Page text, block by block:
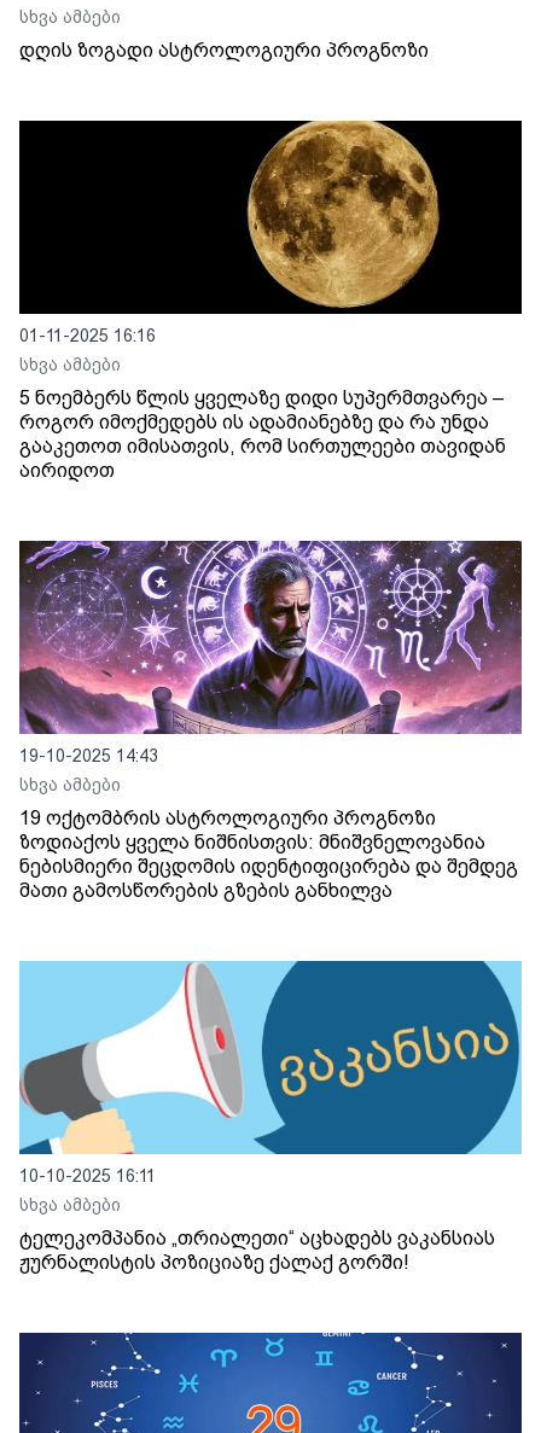
სხვა ამბები
დღის ზოგადი ასტროლოგიური პროგნოზი
01-11-2025 16:16
სხვა ამბები
5 ნოემბერს წლის ყველაზე დიდი სუპერმთვარეა –
როგორ იმოქმედებს ის ადამიანებზე და რა უნდა
გააკეთოთ იმისათვის, რომ სირთულეები თავიდან
აირიდოთ
19-10-2025 14:43
სხვა ამბები
19 ოქტომბრის ასტროლოგიური პროგნოზი
ზოდიაქოს ყველა ნიშნისთვის: მნიშვნელოვანია
ნებისმიერი შეცდომის იდენტიფიცირება და შემდეგ
მათი გამოსწორების გზების განხილვა
10-10-2025 16:11
სხვა ამბები
ტელეკომპანია „თრიალეთი“ აცხადებს ვაკანსიას
ჟურნალისტის პოზიციაზე ქალაქ გორში!